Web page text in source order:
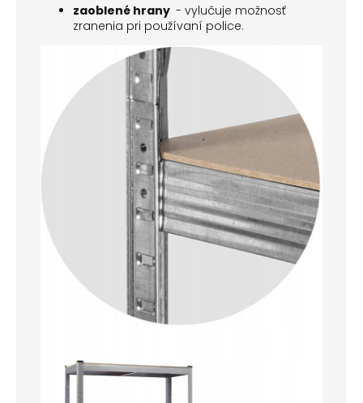
zaoblené hrany - vylučuje možnosť
zranenia pri používaní police.